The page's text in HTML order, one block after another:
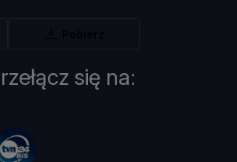
się na: